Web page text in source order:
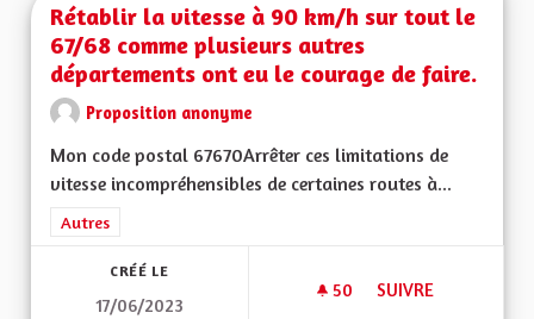
Rétablir la vitesse à 90 km/h sur tout le
67/68 comme plusieurs autres
départements ont eu le courage de faire.
Proposition anonyme
Mon code postal 67670Arrêter ces limitations de
vitesse incompréhensibles de certaines routes à...
Filtrer les résultats de la catégorie : Autres
Autres
CRÉÉ LE
17/06/2023
50 50 ABONNÉS
SUIVRE